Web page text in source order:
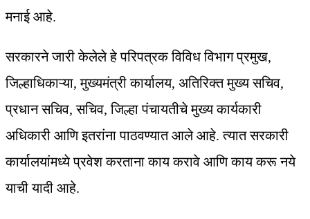
मनाई आहे.
सरकारने जारी केलेले हे परिपत्रक विविध विभाग प्रमुख,
जिल्हाधिकाऱ्या, मुख्यमंत्री कार्यालय, अतिरिक्त मुख्य सचिव,
प्रधान सचिव, सचिव, जिल्हा पंचायतीचे मुख्य कार्यकारी
अधिकारी आणि इतरांना पाठवण्यात आले आहे. त्यात सरकारी
कार्यालयांमध्ये प्रवेश करताना काय करावे आणि काय करू नये
याची यादी आहे.